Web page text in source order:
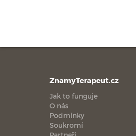
ZnamyTerapeut.cz
Jak to funguje
O nás
Podmínky
Soukromí